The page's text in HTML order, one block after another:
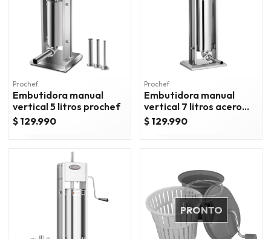
Prochef
Embutidora manual
vertical 5 litros prochef
$ 129.990
Prochef
Embutidora manual
vertical 7 litros acero
inox.
$ 129.990
PRONTO